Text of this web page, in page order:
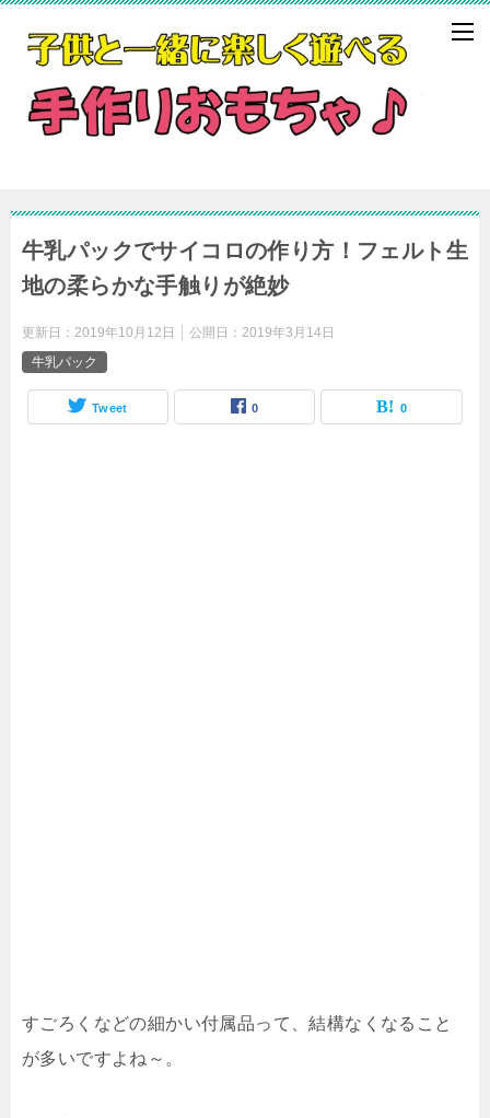
牛乳パックでサイコロの作り方！フェルト生
地の柔らかな手触りが絶妙
更新日： 2019年10月12日 公開日： 2019年3月14日
牛乳パック
Tweet 0 0
すごろくなどの細かい付属品って、結構なくなること
が多いですよね～。